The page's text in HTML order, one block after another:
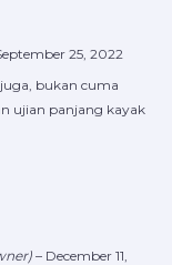
25, 2022
bukan cuma
ujian panjang kayak
– December 11,